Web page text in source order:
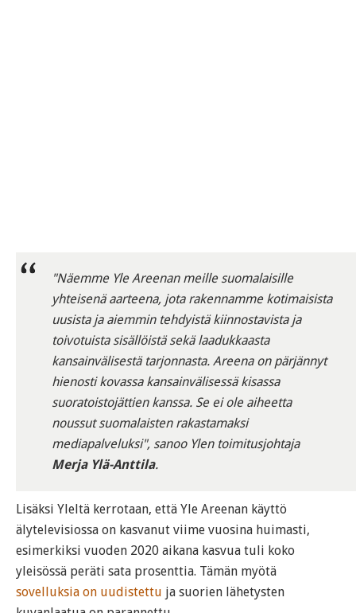
"Näemme Yle Areenan meille suomalaisille
yhteisenä aarteena, jota rakennamme kotimaisista
uusista ja aiemmin tehdyistä kiinnostavista ja
toivotuista sisällöistä sekä laadukkaasta
kansainvälisestä tarjonnasta. Areena on pärjännyt
hienosti kovassa kansainvälisessä kisassa
suoratoistojättien kanssa. Se ei ole aiheetta
noussut suomalaisten rakastamaksi
mediapalveluksi", sanoo Ylen toimitusjohtaja
Merja Ylä-Anttila.
Lisäksi Yleltä kerrotaan, että Yle Areenan käyttö
älytelevisiossa on kasvanut viime vuosina huimasti,
esimerkiksi vuoden 2020 aikana kasvua tuli koko
yleisössä peräti sata prosenttia. Tämän myötä
sovelluksia on uudistettu ja suorien lähetysten